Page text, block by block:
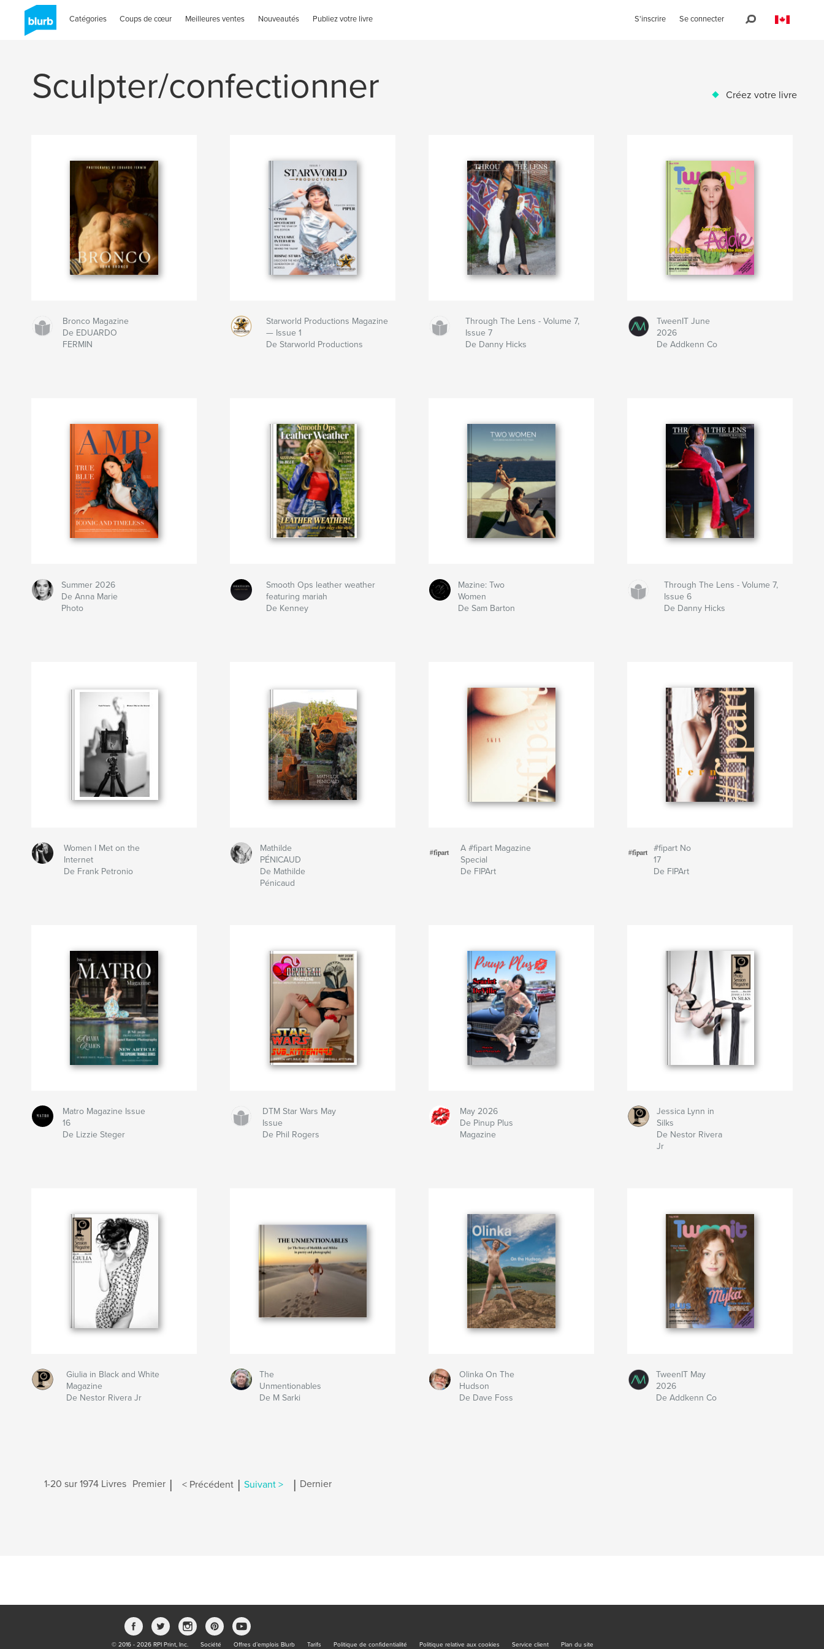
Catégories Coups de cœur Meilleures ventes Nouveautés Publiez votre livre S'inscrire Se connecter
Sculpter/confectionner Créez votre livre
Bronco Magazine
De EDUARDO
FERMIN
Starworld Productions Magazine
— Issue 1
De Starworld Productions
Through The Lens - Volume 7,
Issue 7
De Danny Hicks
TweenIT June
2026
De Addkenn Co
Summer 2026
De Anna Marie
Photo
Smooth Ops leather weather
featuring mariah
De Kenney
Mazine: Two
Women
De Sam Barton
Through The Lens - Volume 7,
Issue 6
De Danny Hicks
Women I Met on the
Internet
De Frank Petronio
Mathilde
PÉNICAUD
De Mathilde
Pénicaud
A #fipart Magazine
Special
De FIPArt
#fipart No
17
De FIPArt
Matro Magazine Issue
16
De Lizzie Steger
DTM Star Wars May
Issue
De Phil Rogers
May 2026
De Pinup Plus
Magazine
Jessica Lynn in
Silks
De Nestor Rivera
Jr
Giulia in Black and White
Magazine
De Nestor Rivera Jr
The
Unmentionables
De M Sarki
Olinka On The
Hudson
De Dave Foss
TweenIT May
2026
De Addkenn Co
1-20 sur 1974 Livres Premier < Précédent Suivant > Dernier
© 2016 - 2026 RPI Print, Inc. Société Offres d’emplois Blurb Tarifs Politique de confidentialité Politique relative aux cookies Service client Plan du site